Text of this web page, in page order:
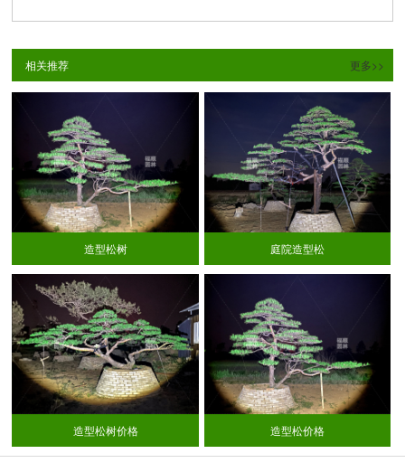
相关推荐 更多>>
造型松树 庭院造型松
造型松树价格 造型松价格